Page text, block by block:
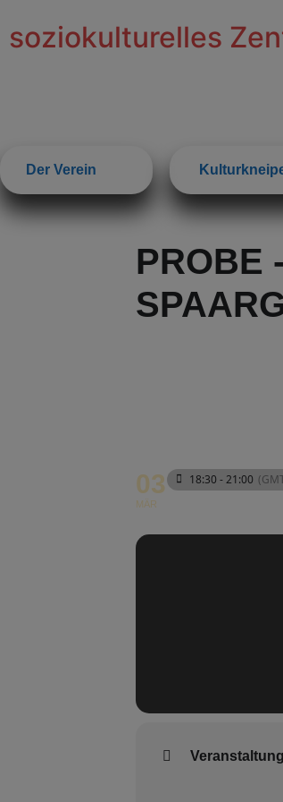
soziokulturelles
Der Verein
PROBE
03
MÄR
18:30 - 21:00